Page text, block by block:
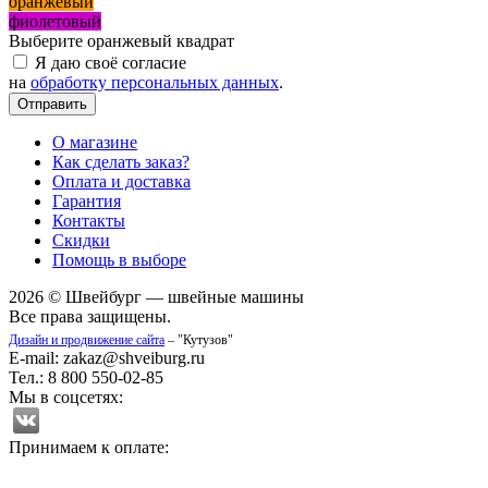
фиолетовый
Выберите оранжевый квадрат
Я даю своё согласие
на обработку персональных данных.
О магазине
Как сделать заказ?
Оплата и доставка
Гарантия
Контакты
Скидки
Помощь в выборе
2026 © Швейбург — швейные машины
Все права защищены.
Дизайн и продвижение сайта – "Кутузов"
E-mail: zakaz@shveiburg.ru
Тел.: 8 800 550-02-85
Мы в соцсетях:
Принимаем к оплате: